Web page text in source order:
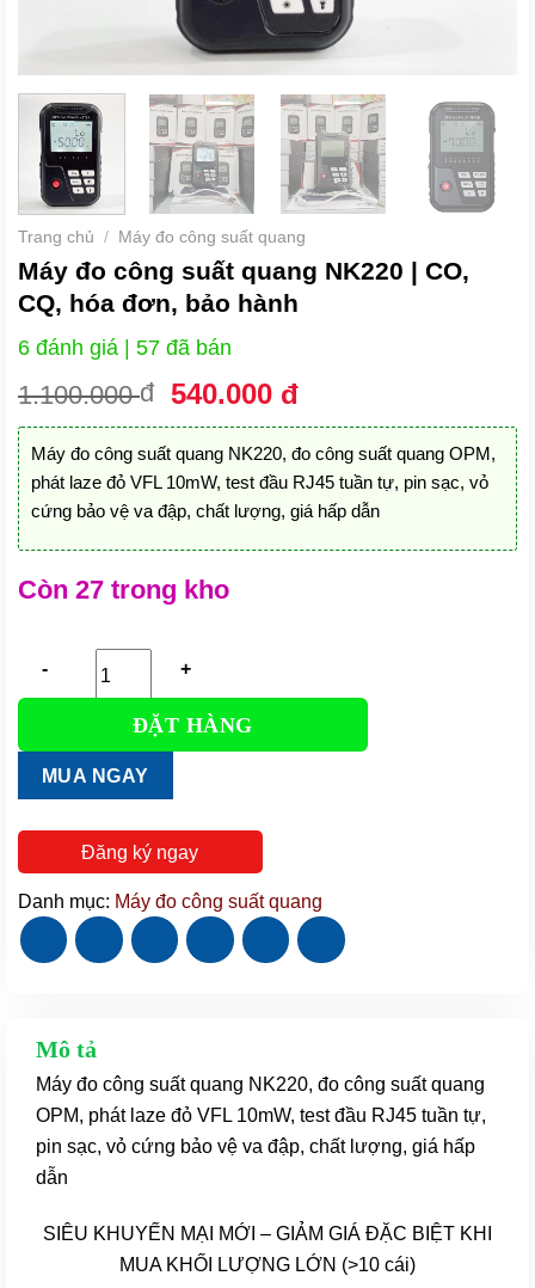
Trang chủ / Máy đo công suất quang
Máy đo công suất quang NK220 | CO,
CQ, hóa đơn, bảo hành
6 đánh giá | 57 đã bán
1.100.000đ Giá
gốc
là:
1.100.000 đ.
540.000 đGiá
hiện
tại
là:
540.000 đ.
Máy đo công suất quang NK220, đo công suất quang OPM,
phát laze đỏ VFL 10mW, test đầu RJ45 tuần tự, pin sạc, vỏ
cứng bảo vệ va đập, chất lượng, giá hấp dẫn
Còn 27 trong kho
NK220
|
CO,
CQ,
lượng
ĐẶT HÀNG
MUA NGAY
Đăng ký ngay
Danh mục: Máy đo công suất quang
Mô tả
Máy đo công suất quang NK220, đo công suất quang
OPM, phát laze đỏ VFL 10mW, test đầu RJ45 tuần tự,
pin sạc, vỏ cứng bảo vệ va đập, chất lượng, giá hấp
dẫn
SIÊU KHUYẾN MẠI MỚI – GIẢM GIÁ ĐẶC BIỆT KHI
MUA KHỐI LƯỢNG LỚN (>10 cái)